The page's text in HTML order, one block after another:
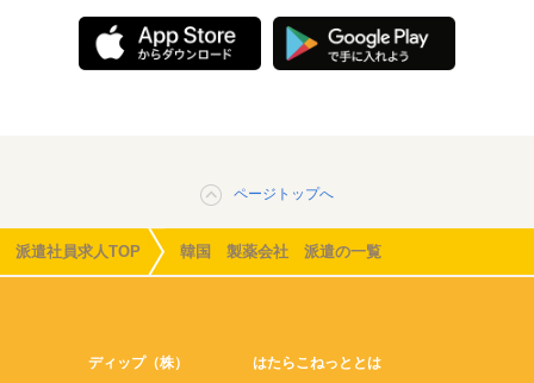
ページトップへ
派遣社員求人TOP 韓国 製薬会社 派遣の一覧
ディップ（株） はたらこねっととは